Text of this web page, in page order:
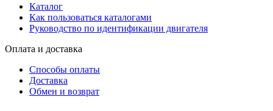
Каталог
Как пользоваться каталогами
Руководство по идентификации двигателя
Оплата и доставка
Способы оплаты
Доставка
Обмен и возврат